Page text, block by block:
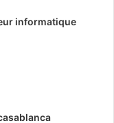
informatique